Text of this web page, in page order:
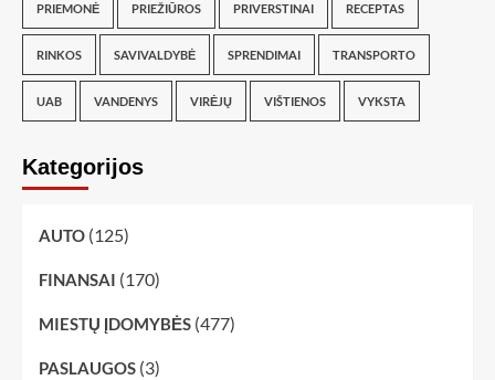
PRIEMONĖ PRIEŽIŪROS PRIVERSTINAI RECEPTAS
RINKOS SAVIVALDYBĖ SPRENDIMAI TRANSPORTO
UAB VANDENYS VIRĖJŲ VIŠTIENOS VYKSTA
Kategorijos
AUTO (125)
FINANSAI (170)
MIESTŲ ĮDOMYBĖS (477)
PASLAUGOS (3)